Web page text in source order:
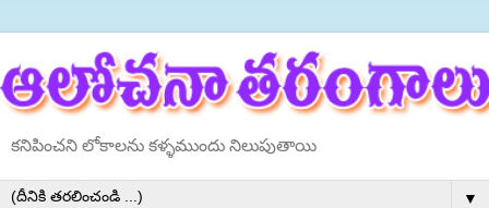
కనిపించని లోకాలను కళ్ళముందు నిలుపుతాయి
▼